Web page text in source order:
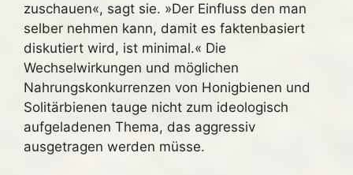
zuschauen«, sagt sie. »Der Einfluss den man
selber nehmen kann, damit es faktenbasiert
diskutiert wird, ist minimal.« Die
Wechselwirkungen und möglichen
Nahrungskonkurrenzen von Honigbienen und
Solitärbienen tauge nicht zum ideologisch
aufgeladenen Thema, das aggressiv
ausgetragen werden müsse.